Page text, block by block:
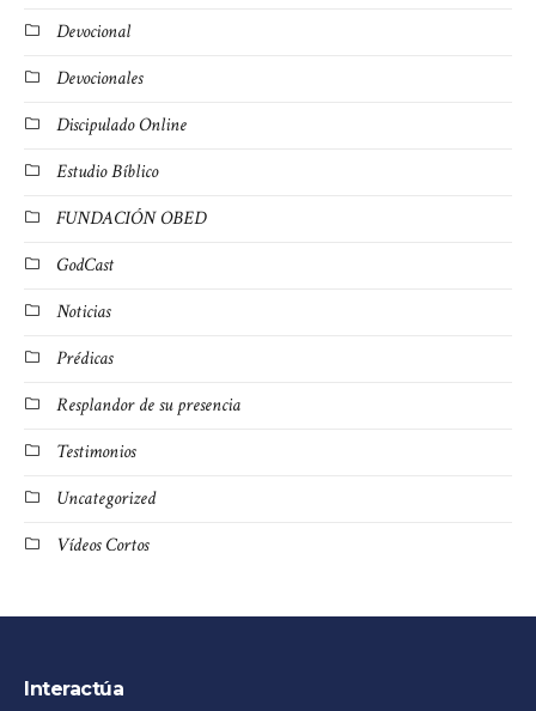
Devocional
Devocionales
Discipulado Online
Estudio Bíblico
FUNDACIÓN OBED
GodCast
Noticias
Prédicas
Resplandor de su presencia
Testimonios
Uncategorized
Vídeos Cortos
Interactúa